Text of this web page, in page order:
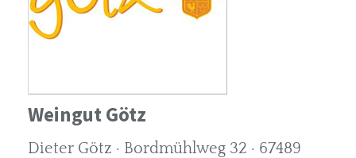
Weingut Götz
Dieter Götz · Bordmühlweg 32 · 67489